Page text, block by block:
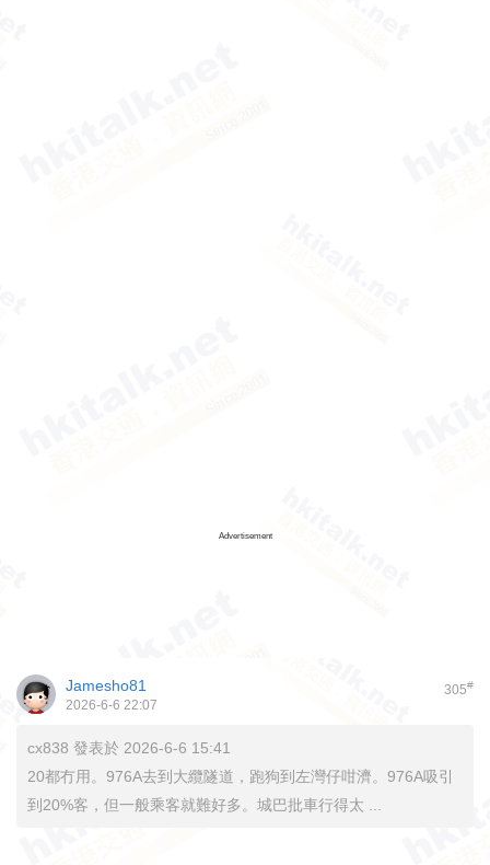
Advertisement
305#
Jamesho81
2026-6-6 22:07
cx838 發表於 2026-6-6 15:41
20都冇用。976A去到大纜隧道，跑狗到左灣仔咁濟。976A吸引
到20%客，但一般乘客就難好多。城巴批車行得太 ...